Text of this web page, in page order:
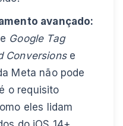
avançado:
Google Tag
Conversionse
Meta não pode
o requisito
eles lidam